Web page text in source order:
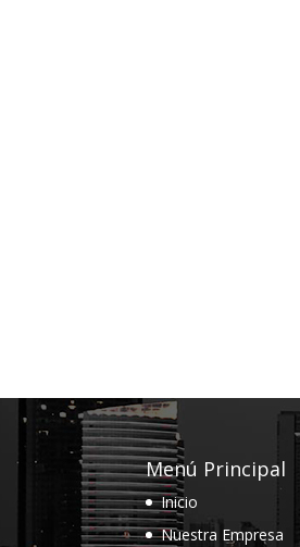
Menú Principal
Inicio
Nuestra Empresa